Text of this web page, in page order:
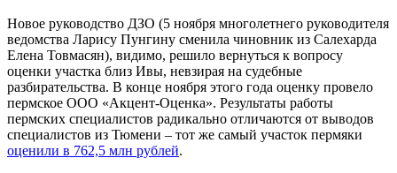
Новое руководство ДЗО (5 ноября многолетнего руководителя
ведомства Ларису Пунгину сменила чиновник из Салехарда
Елена Товмасян), видимо, решило вернуться к вопросу
оценки участка близ Ивы, невзирая на судебные
разбирательства. В конце ноября этого года оценку провело
пермское ООО «Акцент-Оценка». Результаты работы
пермских специалистов радикально отличаются от выводов
специалистов из Тюмени – тот же самый участок пермяки
оценили в 762,5 млн рублей.